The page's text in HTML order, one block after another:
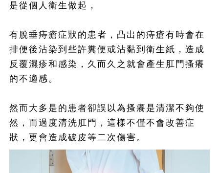
是從個人衛生做起，
有脫垂痔瘡症狀的患者，凸出的痔瘡有時會在
排便後沾染到些許糞便或沾黏到衛生紙，造成
反覆濕疹和感染，久而久之就會產生肛門搔癢
的不適感。
然而大多是的患者卻誤以為搔癢是清潔不夠使
然，而過度清洗肛門，這樣不僅不會改善症
狀，更會造成破皮等二次傷害。